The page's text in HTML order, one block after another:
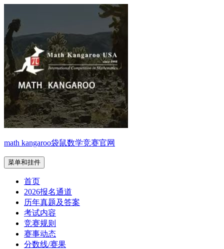
内
容
math kangaroo袋鼠数学竞赛官网
菜单和挂件
首页
2026报名通道
历年真题及答案
考试内容
竞赛规则
赛事动态
分数线/赛果